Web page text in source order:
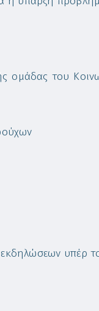
ομάδας του
υπέρ